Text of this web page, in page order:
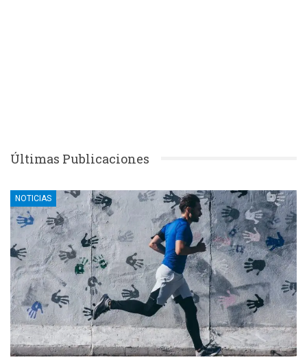
Últimas Publicaciones
NOTICIAS